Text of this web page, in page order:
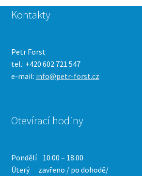
Kontakty
Petr Forst
tel.: +420 602 721 547
e-mail: info@petr-forst.cz
Otevírací hodiny
Pondělí 10.00 – 18.00
Úterý zavřeno / po dohodě/